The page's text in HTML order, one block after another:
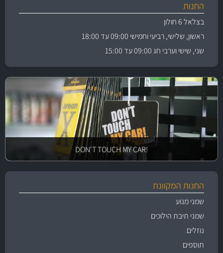
החנות
בצלאל 6 חולון
ראשון, שלישי, רביעי וחמישי 09:00 עד 18:00
שני, שישי וערבי חג 09:00 עד 15:00
!DON'T TOUCH MY CAR
החנות המקוונת
שמני מנוע
שמני תיבת הילוכים
נוזלים
תוספים